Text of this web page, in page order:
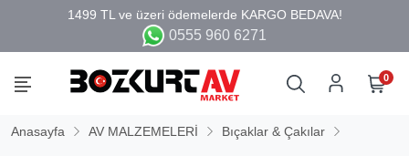
0555 960 6271
0
Anasayfa AV MALZEMELERİ Bıçaklar & Çakılar